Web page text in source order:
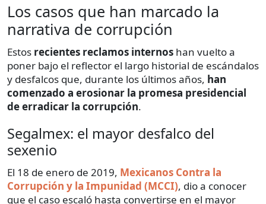
Los casos que han marcado la
narrativa de corrupción
Estos recientes reclamos internos han vuelto a
poner bajo el reflector el largo historial de escándalos
y desfalcos que, durante los últimos años, han
comenzado a erosionar la promesa presidencial
de erradicar la corrupción.
Segalmex: el mayor desfalco del
sexenio
El 18 de enero de 2019, Mexicanos Contra la
Corrupción y la Impunidad (MCCI), dio a conocer
que el caso escaló hasta convertirse en el mayor